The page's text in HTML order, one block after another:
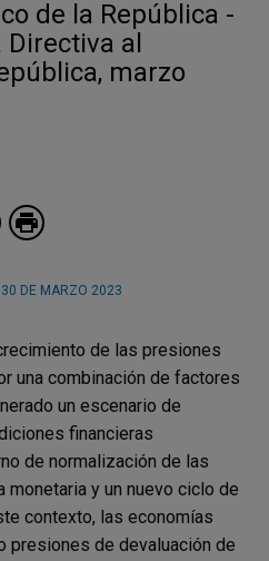
de la República -
al
marzo
Email
DE MARZO 2023
de las presiones
una combinación de factores
un escenario de
financieras
de normalización de las
y un nuevo ciclo de
contexto, las economías
presiones de devaluación de